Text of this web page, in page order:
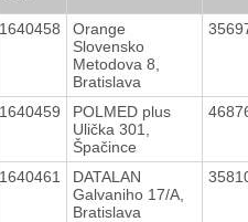
1640458
Orange
Slovensko
Metodova 8,
Bratislava
1640459
POLMED plus
Ulička 301,
Špačince
1640461
DATALAN
Galvaniho 17/A,
Bratislava